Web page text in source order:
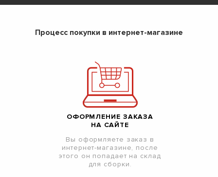
Процесс покупки в интернет-магазине
ОФОРМЛЕНИЕ ЗАКАЗА
НА САЙТЕ
Вы оформляете заказ в
интернет-магазине, после
этого он попадает на склад
для сборки.